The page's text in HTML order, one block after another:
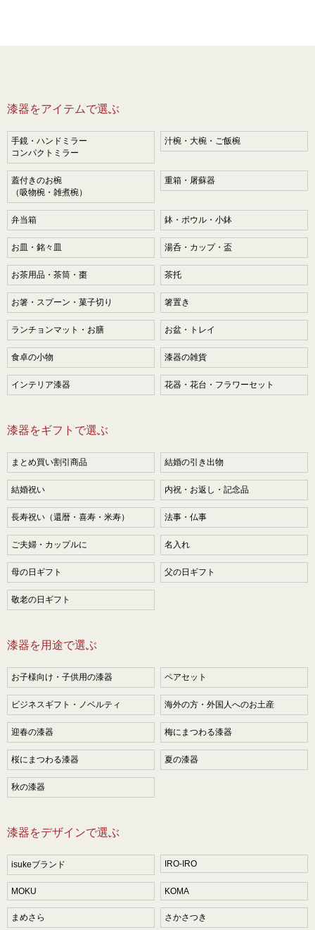
漆器をアイテムで選ぶ
手鏡・ハンドミラー
コンパクトミラー
汁椀・大椀・ご飯椀
蓋付きのお椀
（吸物椀・雑煮椀）
重箱・屠蘇器
弁当箱 鉢・ボウル・小鉢
お皿・銘々皿 湯呑・カップ・盃
お茶用品・茶筒・棗 茶托
お箸・スプーン・菓子切り 箸置き
ランチョンマット・お膳 お盆・トレイ
食卓の小物 漆器の雑貨
インテリア漆器 花器・花台・フラワーセット
漆器をギフトで選ぶ
まとめ買い割引商品 結婚の引き出物
結婚祝い 内祝・お返し・記念品
長寿祝い（還暦・喜寿・米寿） 法事・仏事
ご夫婦・カップルに 名入れ
母の日ギフト 父の日ギフト
敬老の日ギフト
漆器を用途で選ぶ
お子様向け・子供用の漆器 ペアセット
ビジネスギフト・ノベルティ 海外の方・外国人へのお土産
迎春の漆器 梅にまつわる漆器
桜にまつわる漆器 夏の漆器
秋の漆器
漆器をデザインで選ぶ
isukeブランド IRO-IRO
MOKU KOMA
まめさら さかさつき